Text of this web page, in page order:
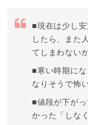
■現在は少し
したら、また
てしまわない
■寒い時期に
なりそうで怖
■値段が下が
かった「しな